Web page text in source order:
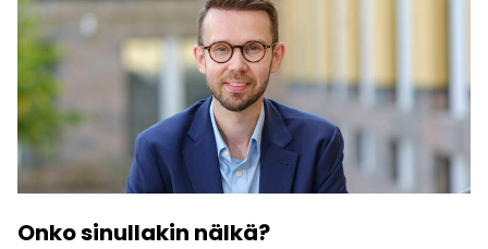
Onko sinullakin nälkä?